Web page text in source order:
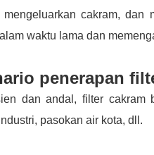
cakram, dan
waktu lama dan
penerapan
dan andal, filter cakram
pasokan air kota, dll.